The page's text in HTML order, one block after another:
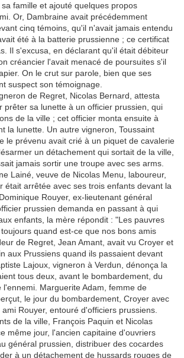
famille et ajouté quelques propos
Or, Dambraine avait précédemment
cinq témoins, qu'il n'avait jamais entendu
été à la batterie prussienne ; ce certificat
Il s'excusa, en déclarant qu'il était débiteur
créancier l'avait menacé de poursuites s'il
On le crut sur parole, bien que ses
suspect son témoignage.
de Regret, Nicolas Bernard, attesta
prêter sa lunette à un officier prussien, qui
de la ville ; cet officier monta ensuite à
la lunette. Un autre vigneron, Toussaint
le prévenu avait crié à un piquet de cavalerie
un détachement qui sortait de la ville,
jamais sortir une troupe avec ses arms.
Lainé, veuve de Nicolas Menu, laboureur,
était arrêtée avec ses trois enfants devant la
Rouyer, ex-lieutenant général
prussien demanda en passant à qui
enfants, la mère répondit : "Les pauvres
quand est-ce que nos bons amis
de Regret, Jean Amant, avait vu Croyer et
aux Prussiens quand ils passaient devant
Lajoux, vigneron à Verdun, dénonça la
tous deux, avant le bombardement, du
l'ennemi. Marguerite Adam, femme de
le jour du bombardement, Croyer avec
Rouyer, entouré d'officiers prussiens.
de la ville, François Paquin et Nicolas
même jour, l'ancien capitaine d'ouvriers
général prussien, distribuer des cocardes
à un détachement de hussards rouges de